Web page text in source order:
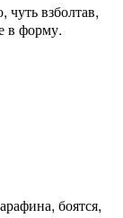
взболтав,
в форму.
боятся,